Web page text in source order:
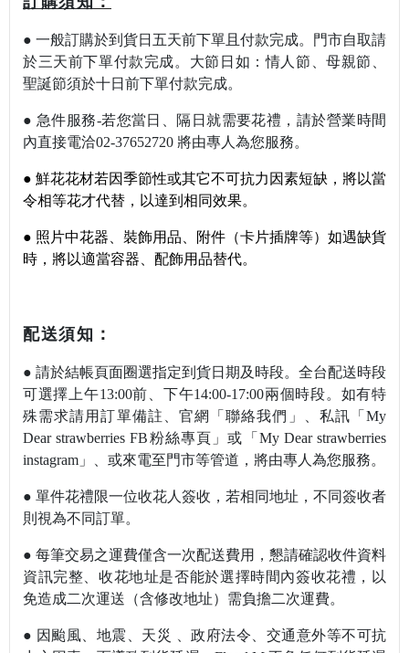
● 一般訂購於到貨日五天前下單且付款完成。門市自取請
於三天前下單付款完成。 大節日如：情人節 、母親節
聖誕節須於十日前下單付款完成。
● 急件服務-若您當日
、隔日就需要花禮，請於營業時間
內直接電洽02-37652720 將由專人為您服務。
● 鮮花花材若因季節性或其它不可抗力因素短缺，將以當
令相等花才代替，以達到相同效果。
● 照片中花器 、裝飾用品、附件（卡片插牌等）如遇缺貨
時，將以適當容器、配飾用品替代。
配送須知 ：
● 請於結帳頁面圈選指定到貨日期及時段。全台配送時段
可選擇上午13:00前 、下午14:00-17:00兩個時段。如有特
殊需求請用訂單備註
、官網 「聯絡我們 」 、私訊 「My
Dear strawberries FB粉絲專頁」或「My Dear strawberries
instagram」
、或來電至門市等管道，將由專人為您服務。
● 單件花禮限一位收花人簽收，若相同地址，不同簽收者
則視為不同訂單。
● 每筆交易之運費僅含一次配送費用，懇請確認收件資料
資訊完整 、收花地址是否能於選擇時間內簽收花禮，以
免造成二次運送（含修改地址）需負擔二次運費。
● 因颱風、地震、天災 、政府法令、交通意外等不可抗